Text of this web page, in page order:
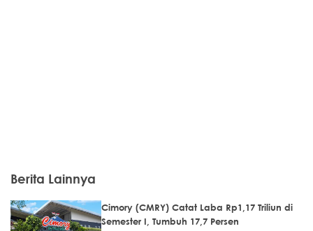
Berita Lainnya
Cimory (CMRY) Catat Laba Rp1,17 Triliun di
Semester I, Tumbuh 17,7 Persen